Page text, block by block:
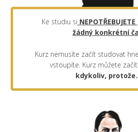
Ke studiu si NEPOTŘEBUJETE
žádný konkrétní
Kurz nemusíte začít studovat
vstoupíte. Kurz můžete
kdykoliv,